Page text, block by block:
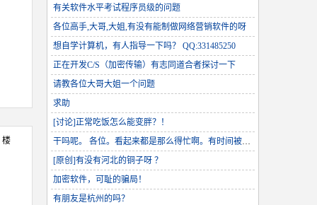
楼
有关软件水平考试程序员级的问题
各位高手,大哥,大姐,有没有能制做网络营销软件的呀
想自学计算机，有人指导一下吗？ QQ:331485250
正在开发C/S（加密传输）有志同道合者探讨一下
请教各位大哥大姐一个问题
求助
[讨论]正常吃饭怎么能变胖？！
干吗呢。 各位。看起来都是那么得忙啊。有时间被忘了，和朋友联系一下~！~
[原创]有没有河北的铜子呀 ？
加密软件，可耻的骗局！
有朋友是杭州的吗？